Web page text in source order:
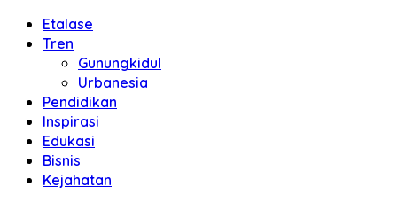
Etalase
Tren
Gunungkidul
Urbanesia
Pendidikan
Inspirasi
Edukasi
Bisnis
Kejahatan